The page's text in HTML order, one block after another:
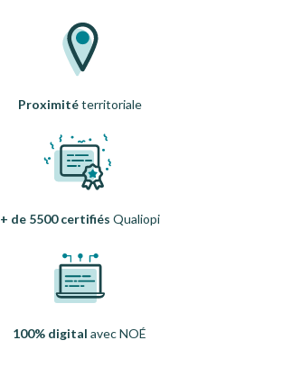
+ de 5500 certifiés Qualiopi
100% digital avec NOÉ
Proximitéterritoriale